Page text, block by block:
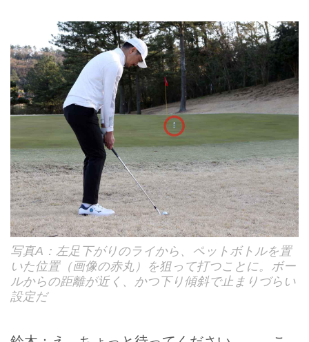
写真A：左足下がりのライから、ペットボトルを置
いた位置（画像の赤丸）を狙って打つことに。ボー
ルからの距離が近く、かつ下り傾斜で止まりづらい
設定だ